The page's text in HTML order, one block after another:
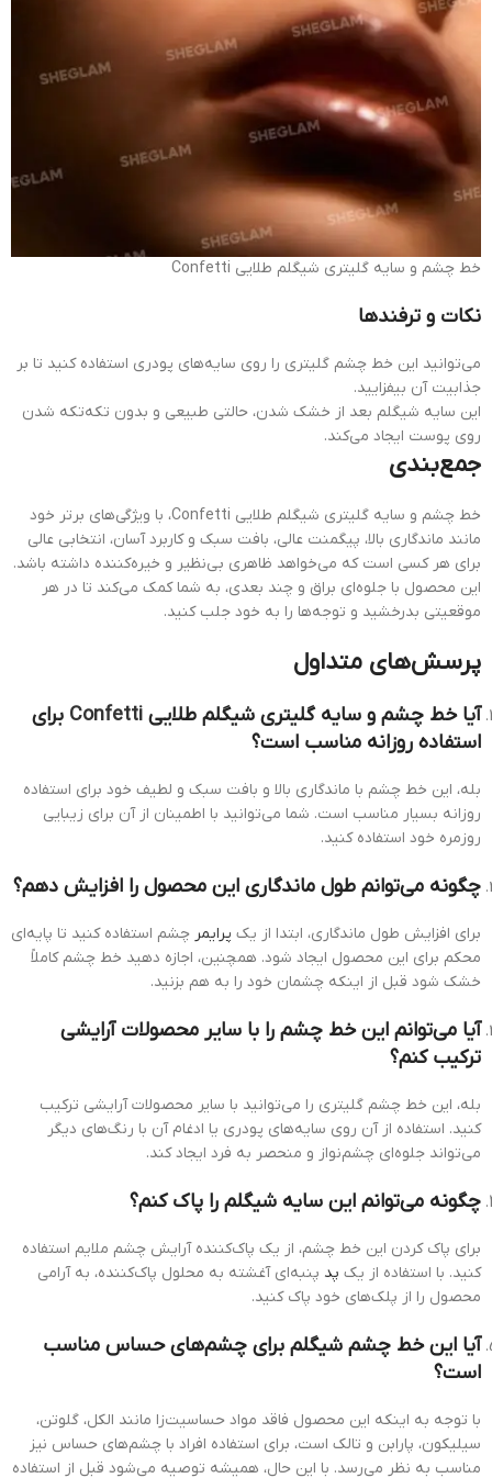
خط چشم و سایه گلیتری شیگلم طلایی Confetti
نکات و ترفندها
می‌توانید این خط چشم گلیتری را روی سایه‌های پودری استفاده کنید تا بر
جذابیت آن بیفزایید.
این سایه شیگلم بعد از خشک شدن، حالتی طبیعی و بدون تکه‌تکه شدن
روی پوست ایجاد می‌کند.
جمع‌بندی
خط چشم و سایه گلیتری شیگلم طلایی Confetti، با ویژگی‌های برتر خود
مانند ماندگاری بالا، پیگمنت عالی، بافت سبک و کاربرد آسان، انتخابی عالی
برای هر کسی است که می‌خواهد ظاهری بی‌نظیر و خیره‌کننده داشته باشد.
این محصول با جلوه‌ای براق و چند بعدی، به شما کمک می‌کند تا در هر
موقعیتی بدرخشید و توجه‌ها را به خود جلب کنید.
پرسش‌های متداول
آیا خط چشم و سایه گلیتری شیگلم طلایی Confetti برای
استفاده روزانه مناسب است؟
بله، این خط چشم با ماندگاری بالا و بافت سبک و لطیف خود برای استفاده
روزانه بسیار مناسب است. شما می‌توانید با اطمینان از آن برای زیبایی
روزمره خود استفاده کنید.
چگونه می‌توانم طول ماندگاری این محصول را افزایش دهم؟
برای افزایش طول ماندگاری، ابتدا از یک پرایمر چشم استفاده کنید تا پایه‌ای
محکم برای این محصول ایجاد شود. همچنین، اجازه دهید خط چشم کاملاً
خشک شود قبل از اینکه چشمان خود را به هم بزنید.
آیا می‌توانم این خط چشم را با سایر محصولات آرایشی
ترکیب کنم؟
بله، این خط چشم گلیتری را می‌توانید با سایر محصولات آرایشی ترکیب
کنید. استفاده از آن روی سایه‌های پودری یا ادغام آن با رنگ‌های دیگر
می‌تواند جلوه‌ای چشم‌نواز و منحصر به فرد ایجاد کند.
چگونه می‌توانم این سایه شیگلم را پاک کنم؟
برای پاک کردن این خط چشم، از یک پاک‌کننده آرایش چشم ملایم استفاده
کنید. با استفاده از یک پد پنبه‌ای آغشته به محلول پاک‌کننده، به آرامی
محصول را از پلک‌های خود پاک کنید.
آیا این خط چشم شیگلم برای چشم‌های حساس مناسب
است؟
با توجه به اینکه این محصول فاقد مواد حساسیت‌زا مانند الکل، گلوتن،
سیلیکون، پارابن و تالک است، برای استفاده افراد با چشم‌های حساس نیز
مناسب به نظر می‌رسد. با این حال، همیشه توصیه می‌شود قبل از استفاده